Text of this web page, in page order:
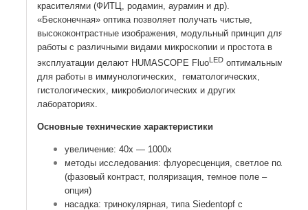
красителями (ФИТЦ, родамин, аурамин и др).
«Бесконечная» оптика позволяет получать чистые,
высококонтрастные изображения, модульный принцип для
работы с различными видами микроскопии и простота в
эксплуатации делают HUMASCOPE FluoLEDоптимальным
для работы в иммунологических, гематологических,
гистологических, микробиологических и других
лабораториях.
Основные технические характеристики
увеличение: 40х — 1000х
методы исследования: флуоресценция, светлое поле
(фазовый контраст, поляризация, темное поле –
опция)
насадка: тринокулярная, типа Siedentopf с